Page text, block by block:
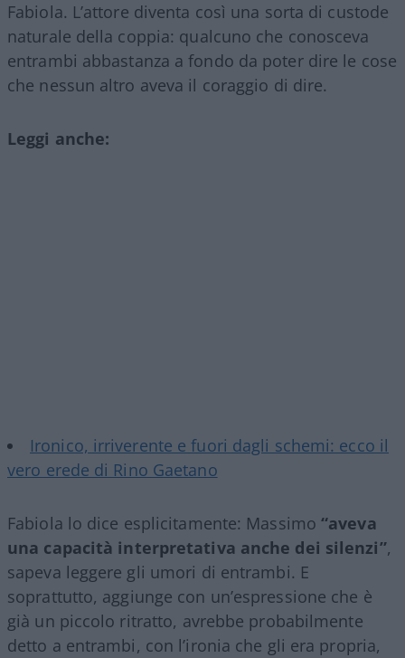
Fabiola. L’attore diventa così una sorta di custode
naturale della coppia: qualcuno che conosceva
entrambi abbastanza a fondo da poter dire le cose
che nessun altro aveva il coraggio di dire.
Leggi anche:
Ironico, irriverente e fuori dagli schemi: ecco il
vero erede di Rino Gaetano
Fabiola lo dice esplicitamente: Massimo “aveva
una capacità interpretativa anche dei silenzi”,
sapeva leggere gli umori di entrambi. E
soprattutto, aggiunge con un’espressione che è
già un piccolo ritratto, avrebbe probabilmente
detto a entrambi, con l’ironia che gli era propria,